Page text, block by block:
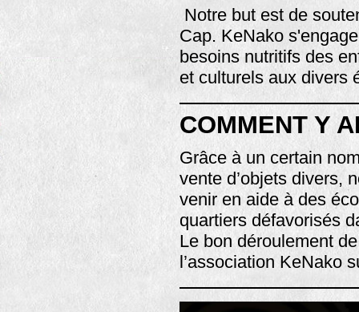
Notre but est de
Cap. KeNako
besoins nutritifs des
et culturels aux divers
COMMENT Y
Grâce à un certain
vente d’objets divers,
venir en aide à des
quartiers défavorisés
Le bon déroulement
l’association KeNako